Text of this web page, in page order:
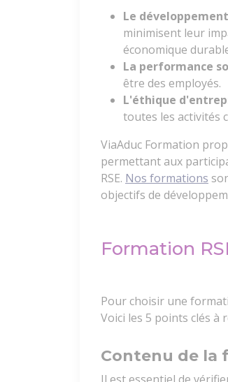
Le
minimisent leur
économique
La performance
être des employés.
L'éthique
toutes les activités
ViaAduc Formation
permettant aux
RSE. Nos formations
objectifs de
Formation
Pour choisir une
Voici les 5 points clés à
Contenu de la